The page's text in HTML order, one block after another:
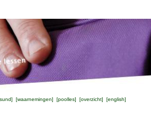
] [waarnemingen] [poolles] [overzicht] [english]